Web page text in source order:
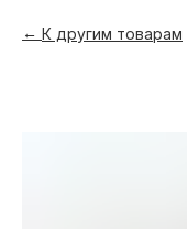
К другим товарам